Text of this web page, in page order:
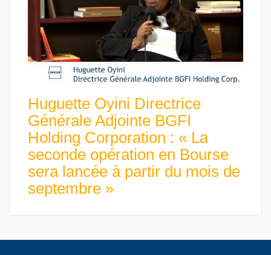
Huguette Oyini Directrice
Générale Adjointe BGFI
Holding Corporation : « La
seconde opération en Bourse
sera lancée à partir du mois de
septembre »